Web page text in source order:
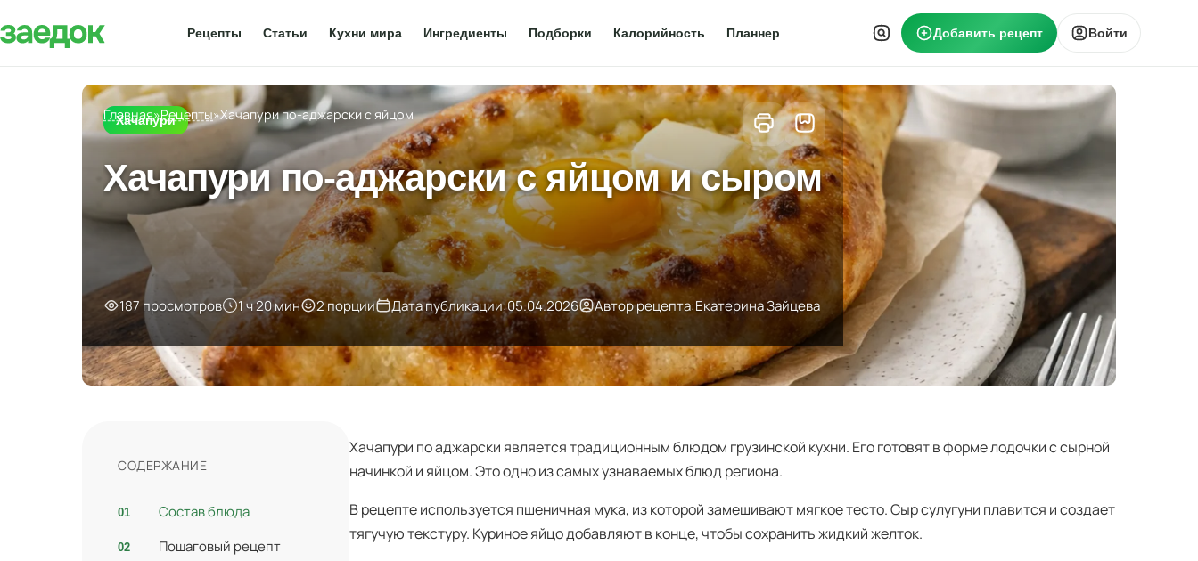
Рецепты Статьи Кухни мира Ингредиенты Подборки Калорийность Планнер Добавить рецепт Войти
Главная»Рецепты»Хачапури по-аджарски с яйцом
Хачапури
Хачапури по-аджарски с яйцом и сыром
187 просмотров 1 ч 20 мин 2 порции Дата публикации:05.04.2026 Автор рецепта:Екатерина Зайцева
СОДЕРЖАНИЕ
Состав блюда
Пошаговый рецепт
Хачапури по аджарски является традиционным блюдом грузинской кухни. Его готовят в форме лодочки с сырной
начинкой и яйцом. Это одно из самых узнаваемых блюд региона.
В рецепте используется пшеничная мука, из которой замешивают мягкое тесто. Сыр сулугуни плавится и создает
тягучую текстуру. Куриное яйцо добавляют в конце, чтобы сохранить жидкий желток.